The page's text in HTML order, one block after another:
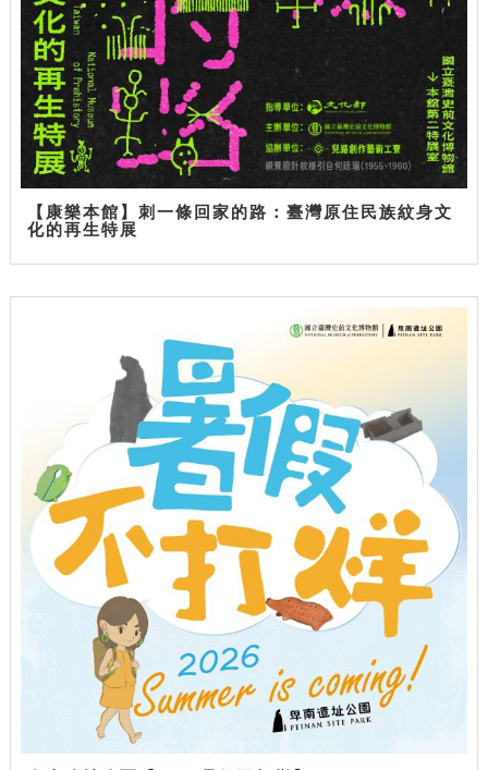
【康樂本館】刺一條回家的路：臺灣原住民族紋身文
化的再生特展